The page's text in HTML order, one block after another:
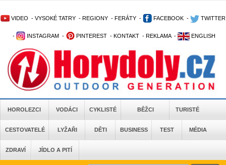
VIDEO - VYSOKÉ TATRY - REGIONY - FERÁTY - FACEBOOK - TWITTER
- INSTAGRAM - PINTEREST - KONTAKT - REKLAMA - ENGLISH
HOROLEZCI VODÁCI CYKLISTÉ BĚŽCI TURISTÉ
CESTOVATELÉ LYŽAŘI DĚTI BUSINESS TEST MÉDIA
ZDRAVÍ JÍDLO A PITÍ